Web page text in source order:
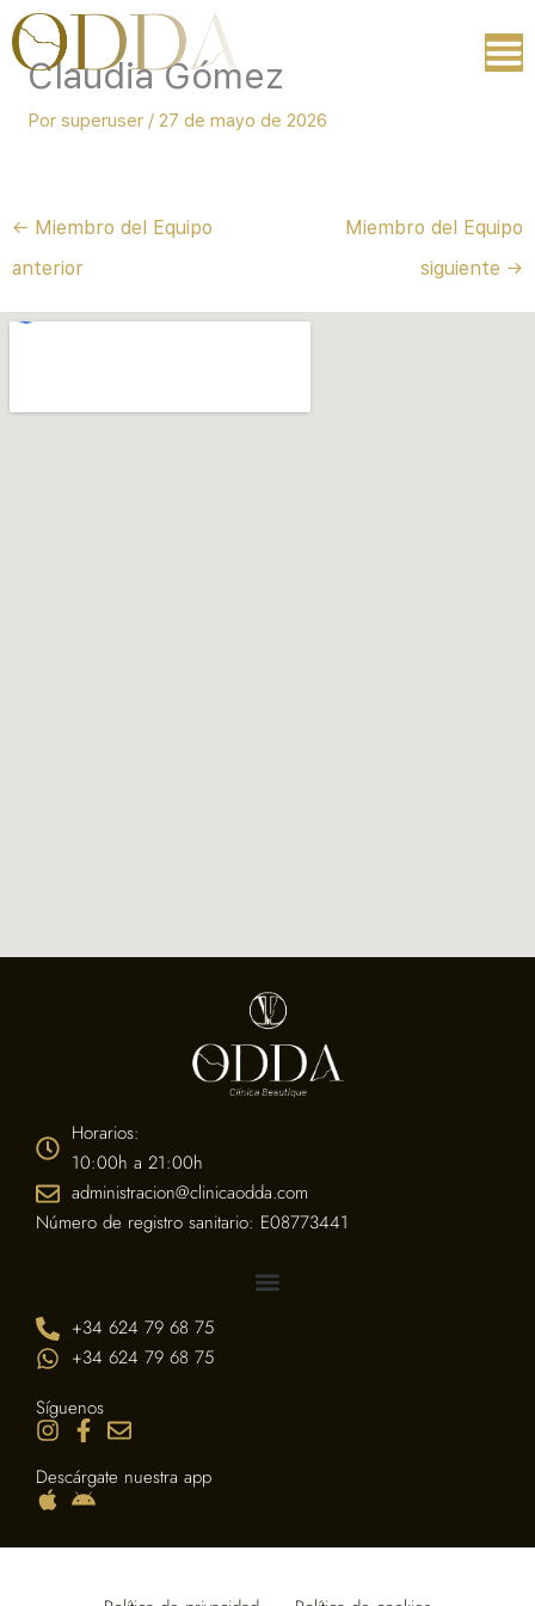
contenido
Claudia Gómez
Porsuperuser/27 de mayo de 2026
← Miembro del Equipo
anterior
Miembro del Equipo
siguiente →
Horarios:
10:00h a 21:00h
administracion@clinicaodda.com
Número de registro sanitario: E08773441
+34 624 79 68 75
+34 624 79 68 75
Síguenos
Descárgate nuestra app